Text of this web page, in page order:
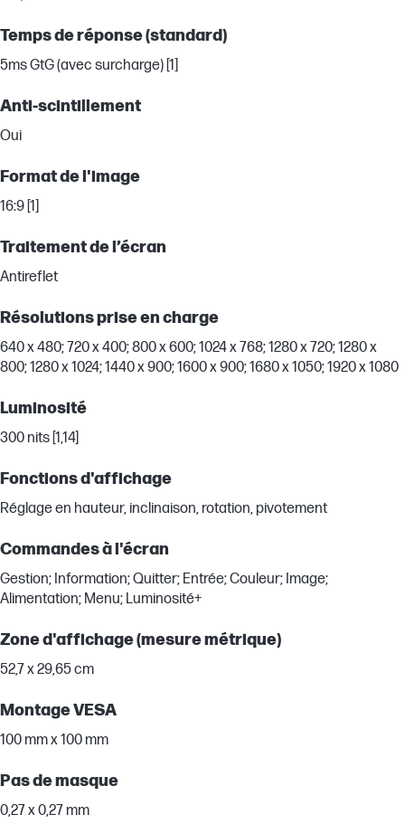
Temps de réponse (standard)
5ms GtG (avec surcharge) [1]
Anti-scintillement
Oui
Format de l'image
16:9 [1]
Traitement de l’écran
Antireflet
Résolutions prise en charge
640 x 480; 720 x 400; 800 x 600; 1024 x 768; 1280 x 720; 1280 x
800; 1280 x 1024; 1440 x 900; 1600 x 900; 1680 x 1050; 1920 x 1080
Luminosité
300 nits [1,14]
Fonctions d'affichage
Réglage en hauteur, inclinaison, rotation, pivotement
Commandes à l'écran
Gestion; Information; Quitter; Entrée; Couleur; Image;
Alimentation; Menu; Luminosité+
Zone d'affichage (mesure métrique)
52,7 x 29,65 cm
Montage VESA
100 mm x 100 mm
Pas de masque
0,27 x 0,27 mm